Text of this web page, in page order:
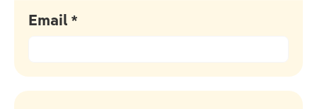
Email *